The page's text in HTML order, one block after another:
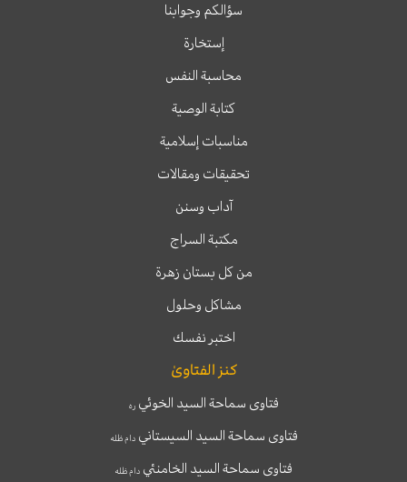
سؤالكم وجوابنا
إستخارة
محاسبة النفس
كتابة الوصية
مناسبات إسلامية
تحقيقات ومقالات
آداب وسنن
مكتبة السراج
من كل بستان زهرة
مشاكل وحلول
اختبر نفسك
كنز الفتاوىٰ
فتاوى سماحة السيد الخوئيره
فتاوى سماحة السيد السيستانيدام ظله
فتاوى سماحة السيد الخامنئي دام ظله